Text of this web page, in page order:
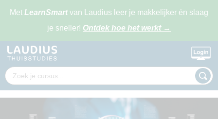
Met LearnSmartvan Laudius leer je makkelijker én slaag
je sneller! Ontdek hoe het werkt →